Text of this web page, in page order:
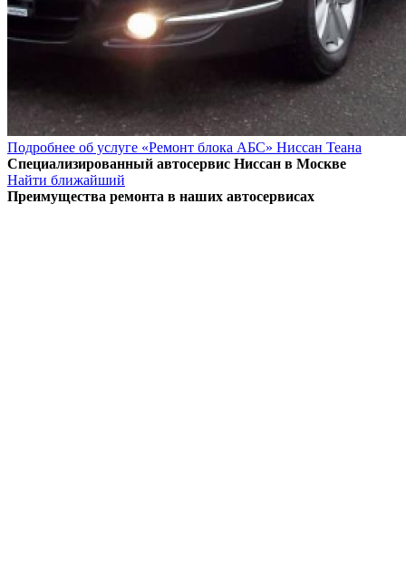
Подробнее об услуге «Ремонт блока АБС» Ниссан Теана
Специализированный автосервис Ниссан в Москве
Найти ближайший
Преимущества ремонта в наших автосервисах